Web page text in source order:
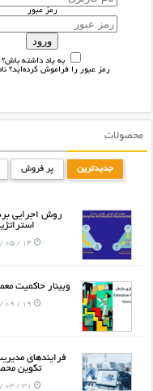
رمز عبور
به یاد داشته باش؟
رمز عبور را فراموش کرده‌اید؟
محصولات
جدیدترین پر فروش
روش اجرایی
14 / 05 / 2025
وبینار حاکمیت
19 / 09 / 2024
فرایندهای
تکوین
31 / 03 / 2022